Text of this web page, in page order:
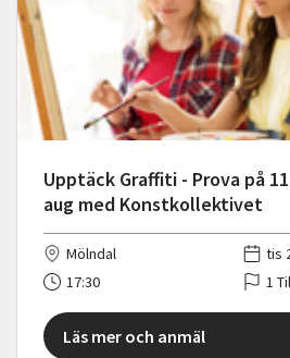
Upptäck Graffiti - Prova på 11
aug med Konstkollektivet
Mölndal
tis
17:30
1
Läs mer och anmäl